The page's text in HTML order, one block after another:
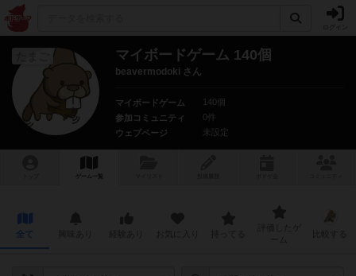
マイボードゲーム 140個
beavermodoki さん
マイボードゲーム
140個
参加コミュニティ
0件
ウェブページ
未設定
ゲーム一覧
全て